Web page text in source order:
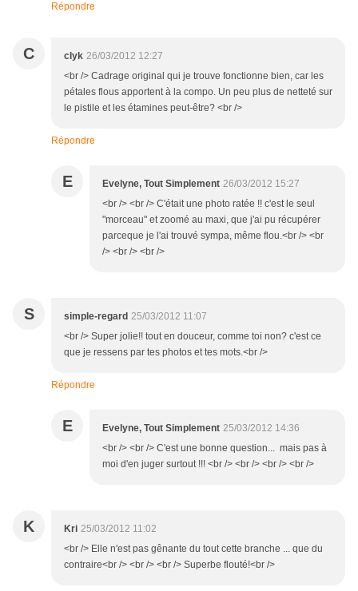
Répondre
C clyk 26/03/2012 12:27
<br /> Cadrage original qui je trouve fonctionne bien, car les
pétales flous apportent à la compo. Un peu plus de netteté sur
le pistile et les étamines peut-être? <br />
Répondre
E Evelyne, Tout Simplement 26/03/2012 15:27
<br /> <br /> C'était une photo ratée !! c'est le seul
"morceau" et zoomé au maxi, que j'ai pu récupérer
parceque je l'ai trouvé sympa, même flou.<br /> <br
/> <br /> <br />
S simple-regard 25/03/2012 11:07
<br /> Super jolie!! tout en douceur, comme toi non? c'est ce
que je ressens par tes photos et tes mots.<br />
Répondre
E Evelyne, Tout Simplement 25/03/2012 14:36
<br /> <br /> C'est une bonne question... mais pas à
moi d'en juger surtout !!! <br /> <br /> <br /> <br />
K Kri 25/03/2012 11:02
<br /> Elle n'est pas gênante du tout cette branche ... que du
contraire<br /> <br /> <br /> Superbe flouté!<br />